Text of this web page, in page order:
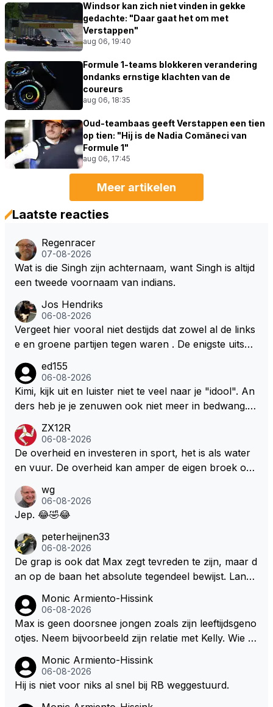
Windsor kan zich niet vinden in gekke
gedachte: "Daar gaat het om met
Verstappen"
aug 06, 19:40
Formule 1-teams blokkeren verandering
ondanks ernstige klachten van de
coureurs
aug 06, 18:35
Oud-teambaas geeft Verstappen een tien
op tien: "Hij is de Nadia Comăneci van
Formule 1"
aug 06, 17:45
Meer artikelen
Laatste reacties
Regenracer
07-08-2026
Wat is die Singh zijn achternaam, want Singh is altijd
een tweede voornaam van indians.
Jos Hendriks
06-08-2026
Vergeet hier vooral niet destijds dat zowel al de links
e en groene partijen tegen waren . De enigste uitspr
over dan kunnen ze hun eigen uitlaat gassen inade
men maar niet wetende was dat de F1 motor schone
r is dan een normale auto. Dus denk echt niet dat de
ters zullen steunen laat staan om een euro in het cir
cuit Zandvoort te steken
ed155
06-08-2026
Kimi, kijk uit en luister niet te veel naar je "idool". An
ders heb je je zenuwen ook niet meer in bedwang. Zi
Marquez/Jos ? Veel gezelliger
ZX12R
06-08-2026
De overheid en investeren in sport, het is als water
en vuur. De overheid kan amper de eigen broek oph
s. Je kunt de Staat het best vergelijken met de sherif
f van Nottinghem (Robin Hood) welk achter de bom
m/haar van zijn laatste zuurverdiende stuiver te ber
oven. De Staat heeft nooit ooit maar een stuiver in Z
andvoort willen investeren en dat zal ook nooit gebe
uren. Afdragen van BTW gelden en vergunningen bi
j dergelijke sportievefestiviteiten MOET je dan weer
wel afstaan, de parasiet.
wg
06-08-2026
Jep. 😂🤣😂
peterheijnen33
06-08-2026
De grap is ook dat Max zegt tevreden te zijn, maar d
an op de baan het absolute tegendeel bewijst. Lando
dan eigenlijk niet echt zien. ;)
Monic Armiento-Hissink
06-08-2026
Max is geen doorsnee jongen zoals zijn leeftijdsgeno
otjes. Neem bijvoorbeeld zijn relatie met Kelly. Wie g
artjes ouder is en al een kleine heeft van een voorm
alig RB-lid op de leeftijd van 23 jaar? Hij doet dingen
Monic Armiento-Hissink
06-08-2026
Hij is niet voor niks al snel bij RB weggestuurd.